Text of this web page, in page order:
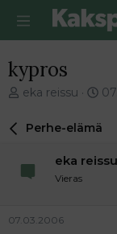
kypros
V
e
i
t
eka reissu
E
m
Perhe-elämä
eka reissu
Vieras
07.03.2006